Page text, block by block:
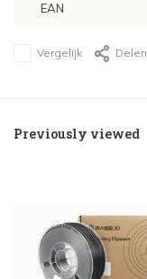
EAN
Vergelijk Delen
Previously viewed